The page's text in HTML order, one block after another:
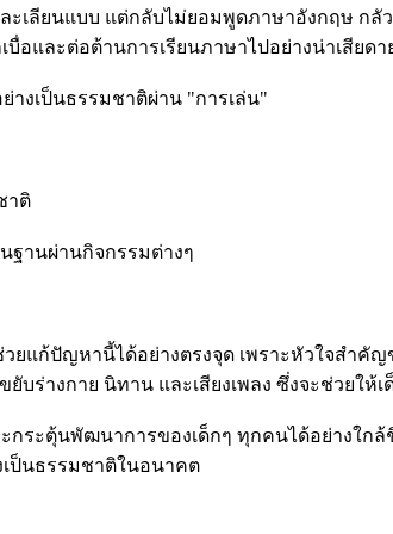
ลียนแบบ แต่กลับไม่ยอมพูดภาษาอังกฤษ กลั
อและต่อต้านการเรียนภาษาไปอย่างน่าเสียดา
างเป็นธรรมชาติผ่าน "การเล่น"
าติ
ฐานผ่านกิจกรรมต่างๆ
แก้ปัญหานี้ได้อย่างตรงจุด เพราะหัวใจสำคั
บร่างกาย นิทาน และเสียงเพลง ซึ่งจะช่วยใ
ะกระตุ้นพัฒนาการของเด็กๆ ทุกคนได้อย่าง
ป็นธรรมชาติในอนาคต